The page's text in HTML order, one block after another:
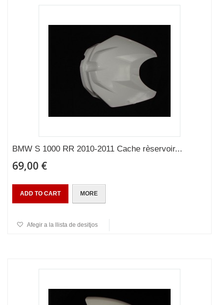
BMW S 1000 RR 2010-2011 Cache rèservoir...
69,00 €
ADD TO CART MORE
Afegir a la llista de desitjos